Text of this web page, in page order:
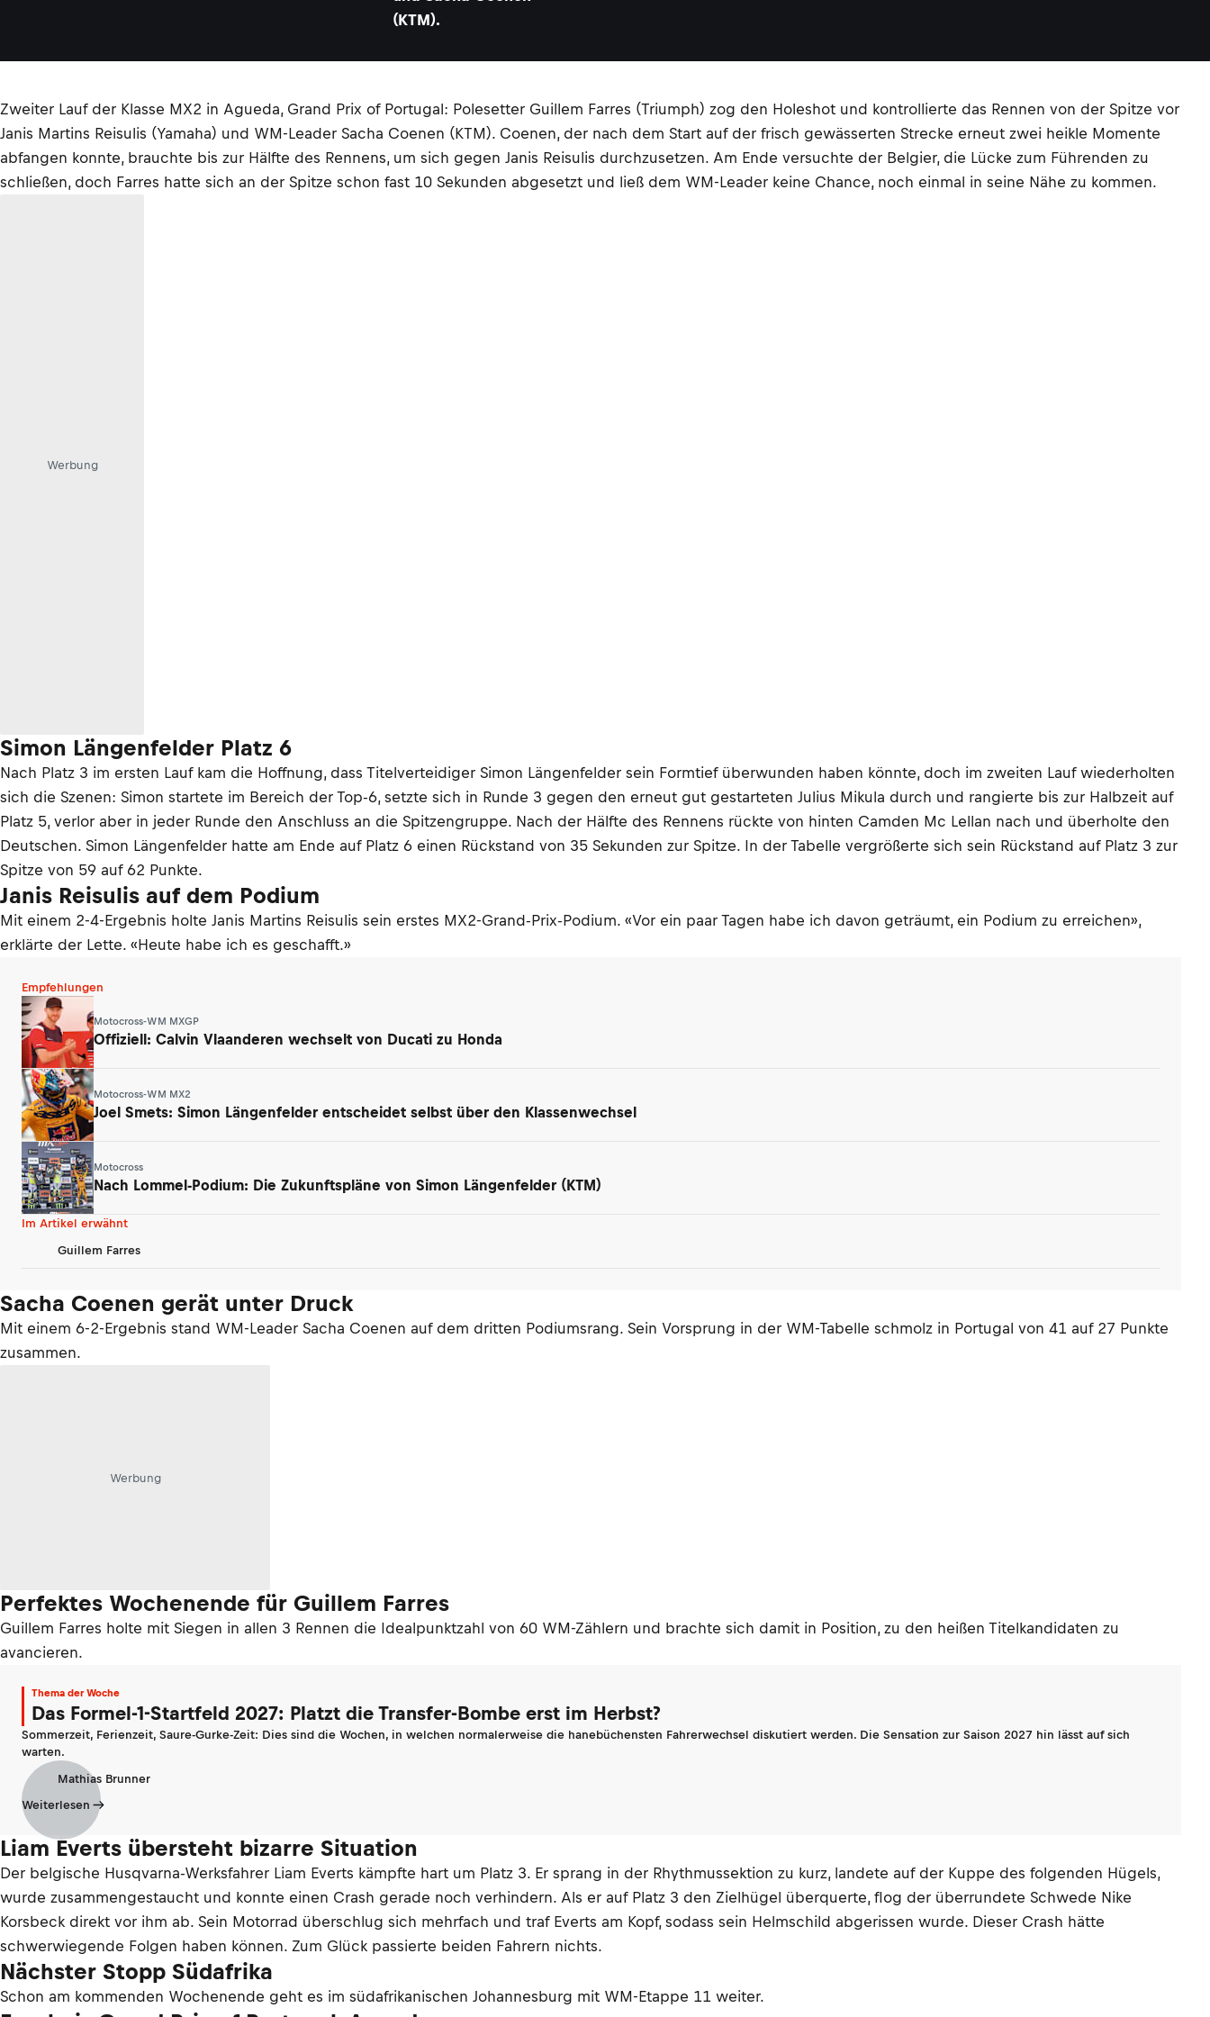
(KTM).
Zweiter Lauf der Klasse MX2 in Agueda, Grand Prix of Portugal: Polesetter Guillem Farres (Triumph) zog den Holeshot und kontrollierte das Rennen von der Spitze vor
Janis Martins Reisulis (Yamaha) und WM-Leader Sacha Coenen (KTM). Coenen, der nach dem Start auf der frisch gewässerten Strecke erneut zwei heikle Momente
abfangen konnte, brauchte bis zur Hälfte des Rennens, um sich gegen Janis Reisulis durchzusetzen. Am Ende versuchte der Belgier, die Lücke zum Führenden zu
schließen, doch Farres hatte sich an der Spitze schon fast 10 Sekunden abgesetzt und ließ dem WM-Leader keine Chance, noch einmal in seine Nähe zu kommen.
Werbung
Simon Längenfelder Platz 6
Nach Platz 3 im ersten Lauf kam die Hoffnung, dass Titelverteidiger Simon Längenfelder sein Formtief überwunden haben könnte, doch im zweiten Lauf wiederholten
sich die Szenen: Simon startete im Bereich der Top-6, setzte sich in Runde 3 gegen den erneut gut gestarteten Julius Mikula durch und rangierte bis zur Halbzeit auf
Platz 5, verlor aber in jeder Runde den Anschluss an die Spitzengruppe. Nach der Hälfte des Rennens rückte von hinten Camden Mc Lellan nach und überholte den
Deutschen. Simon Längenfelder hatte am Ende auf Platz 6 einen Rückstand von 35 Sekunden zur Spitze. In der Tabelle vergrößerte sich sein Rückstand auf Platz 3 zur
Spitze von 59 auf 62 Punkte.
Janis Reisulis auf dem Podium
Mit einem 2-4-Ergebnis holte Janis Martins Reisulis sein erstes MX2-Grand-Prix-Podium. «Vor ein paar Tagen habe ich davon geträumt, ein Podium zu erreichen»,
erklärte der Lette. «Heute habe ich es geschafft.»
Empfehlungen
Motocross-WM MXGP
Offiziell: Calvin Vlaanderen wechselt von Ducati zu Honda
Motocross-WM MX2
Joel Smets: Simon Längenfelder entscheidet selbst über den Klassenwechsel
Motocross
Nach Lommel-Podium: Die Zukunftspläne von Simon Längenfelder (KTM)
Im Artikel erwähnt
Guillem Farres
Sacha Coenen gerät unter Druck
Mit einem 6-2-Ergebnis stand WM-Leader Sacha Coenen auf dem dritten Podiumsrang. Sein Vorsprung in der WM-Tabelle schmolz in Portugal von 41 auf 27 Punkte
zusammen.
Werbung
Perfektes Wochenende für Guillem Farres
Guillem Farres holte mit Siegen in allen 3 Rennen die Idealpunktzahl von 60 WM-Zählern und brachte sich damit in Position, zu den heißen Titelkandidaten zu
avancieren.
Thema der Woche
Das Formel-1-Startfeld 2027: Platzt die Transfer-Bombe erst im Herbst?
Sommerzeit, Ferienzeit, Saure-Gurke-Zeit: Dies sind die Wochen, in welchen normalerweise die hanebüchensten Fahrerwechsel diskutiert werden. Die Sensation zur Saison 2027 hin lässt auf sich
warten.
Mathias Brunner
Weiterlesen
Liam Everts übersteht bizarre Situation
Der belgische Husqvarna-Werksfahrer Liam Everts kämpfte hart um Platz 3. Er sprang in der Rhythmussektion zu kurz, landete auf der Kuppe des folgenden Hügels,
wurde zusammengestaucht und konnte einen Crash gerade noch verhindern. Als er auf Platz 3 den Zielhügel überquerte, flog der überrundete Schwede Nike
Korsbeck direkt vor ihm ab. Sein Motorrad überschlug sich mehrfach und traf Everts am Kopf, sodass sein Helmschild abgerissen wurde. Dieser Crash hätte
schwerwiegende Folgen haben können. Zum Glück passierte beiden Fahrern nichts.
Nächster Stopp Südafrika
Schon am kommenden Wochenende geht es im südafrikanischen Johannesburg mit WM-Etappe 11 weiter.